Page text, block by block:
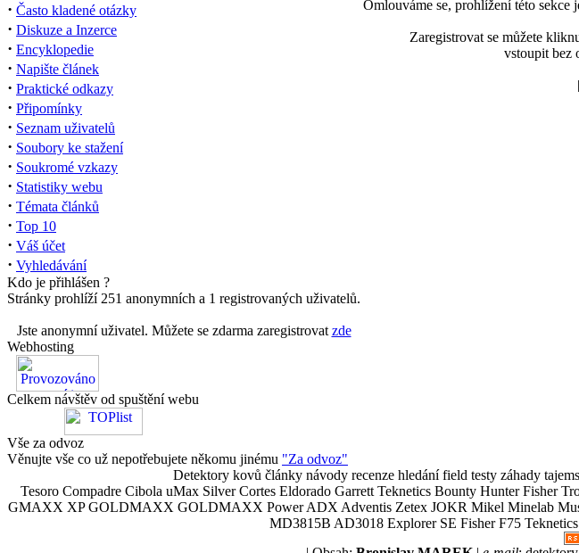
· Často kladené otázky
· Diskuze a Inzerce
· Encyklopedie
· Napište článek
· Praktické odkazy
· Připomínky
· Seznam uživatelů
· Soubory ke stažení
· Soukromé vzkazy
· Statistiky webu
· Témata článků
· Top 10
· Váš účet
· Vyhledávání
Kdo je přihlášen ?
Stránky prohlíží 251 anonymních a 1 registrovaných uživatelů.
Jste anonymní uživatel. Můžete se zdarma zaregistrovat zde
Webhosting
Celkem návštěv od spuštění webu
Vše za odvoz
Věnujte vše co už nepotřebujete někomu jinému "Za odvoz"
Omlouváme se, prohlížení této sekce
Zaregistrovat se můžete
vstoupit bez
Detektory kovů články návody recenze hledání field testy záhady
Tesoro Compadre Cibola uMax Silver Cortes Eldorado Garrett Teknetics Bounty Hunter Fisher
GMAXX XP GOLDMAXX GOLDMAXX Power ADX Adventis Zetex JOKR Mikel Minelab
MD3815B AD3018 Explorer SE Fisher F75